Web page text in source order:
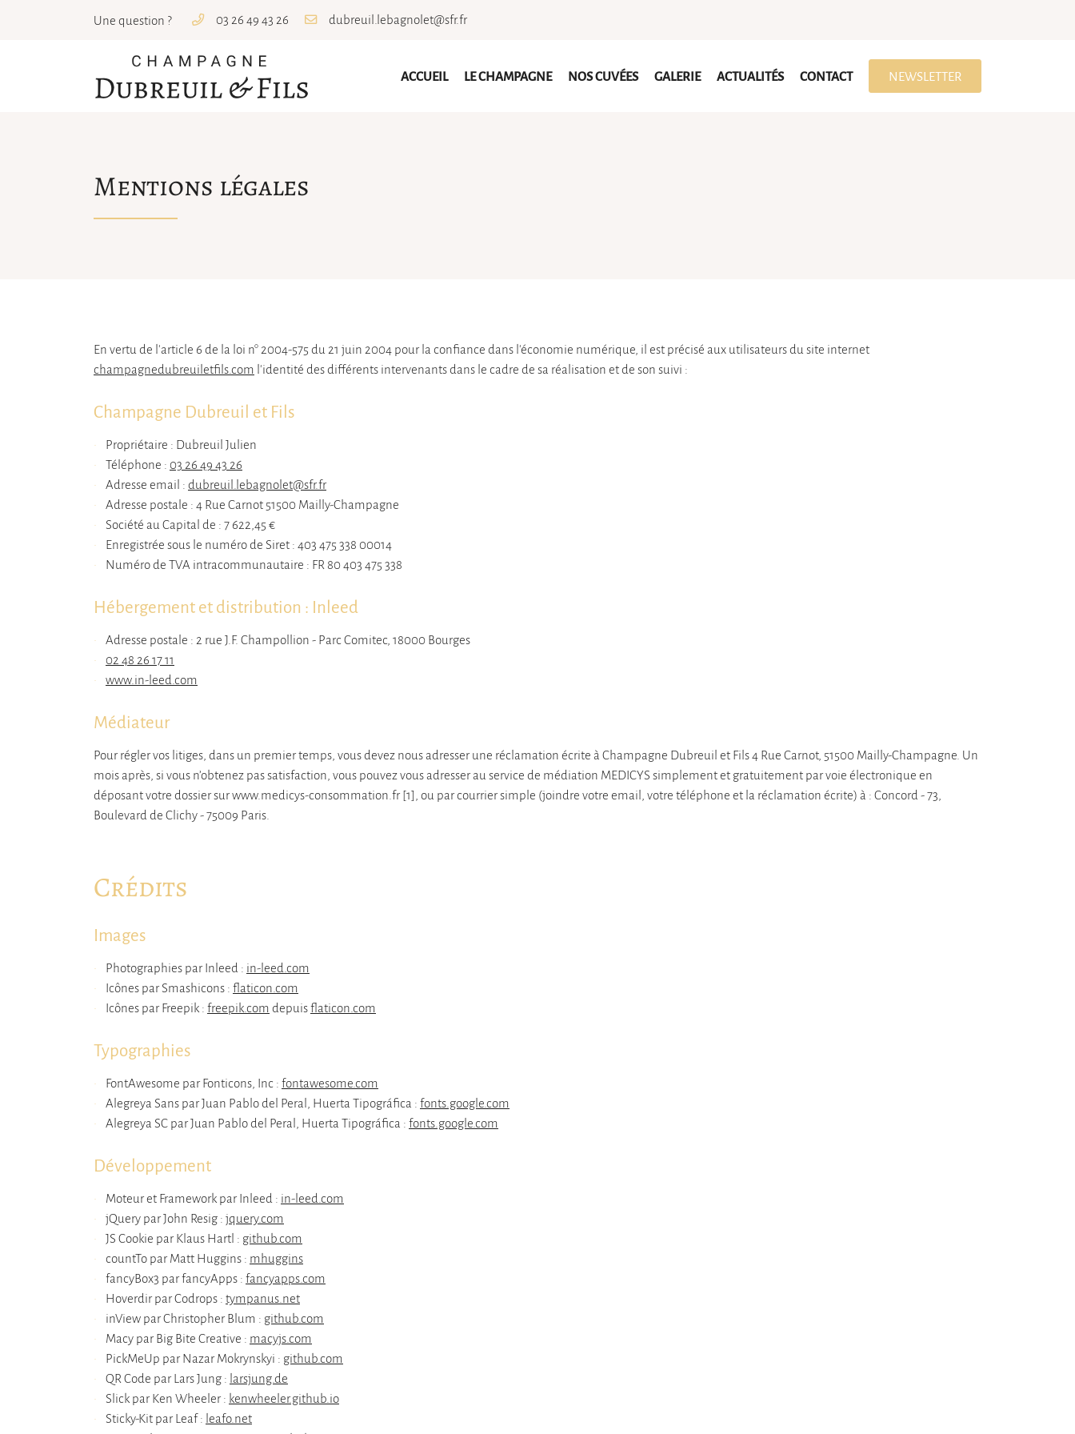
Une question ? 03 26 49 43 26
ACCUEIL LE CHAMPAGNE NOS CUVÉES GALERIE ACTUALITÉS CONTACT NEWSLETTER
51500 Mailly-Champagne
03 26 49 43 26
En cochant cette case, vous consentez à recevoir nos propositions commerciales à l'adresse
email indiqué ci-dessus. Vous pouvez vous désinscrire à tout moment en utilisantle
INSCRIPTION
Mentions légales
En vertu de l'article 6 de la loi n° 2004-575 du 21 juin 2004 pour la confiance dans l'économie numérique, il est précisé aux utilisateurs du site internet
champagnedubreuiletfils.com l'identité des différents intervenants dans le cadre de sa réalisation et de son suivi :
Champagne Dubreuil et Fils
Propriétaire : Dubreuil Julien
Téléphone : 03 26 49 43 26
Adresse email :
Adresse postale : 4 Rue Carnot 51500 Mailly-Champagne
Société au Capital de : 7 622,45 €
Enregistrée sous le numéro de Siret : 403 475 338 00014
Numéro de TVA intracommunautaire : FR 80 403 475 338
Hébergement et distribution : Inleed
Adresse postale : 2 rue J.F. Champollion - Parc Comitec, 18000 Bourges
02 48 26 17 11
www.in-leed.com
Médiateur
Pour régler vos litiges, dans un premier temps, vous devez nous adresser une réclamation écrite à Champagne Dubreuil et Fils 4 Rue Carnot, 51500 Mailly-Champagne. Un
mois après, si vous n’obtenez pas satisfaction, vous pouvez vous adresser au service de médiation MEDICYS simplement et gratuitement par voie électronique en
déposant votre dossier sur www.medicys-consommation.fr [1], ou par courrier simple (joindre votre email, votre téléphone et la réclamation écrite) à : Concord - 73,
Boulevard de Clichy - 75009 Paris.
Crédits
Images
Photographies par Inleed : in-leed.com
Icônes par Smashicons : flaticon.com
Icônes par Freepik : freepik.com depuisflaticon.com
Typographies
FontAwesome par Fonticons, Inc : fontawesome.com
Alegreya Sans par Juan Pablo del Peral, Huerta Tipográfica : fonts.google.com
Alegreya SC par Juan Pablo del Peral, Huerta Tipográfica : fonts.google.com
Développement
Moteur et Framework par Inleed : in-leed.com
jQuery par John Resig : jquery.com
JS Cookie par Klaus Hartl : github.com
countTo par Matt Huggins : mhuggins
fancyBox3 par fancyApps : fancyapps.com
Hoverdir par Codrops : tympanus.net
inView par Christopher Blum : github.com
Macy par Big Bite Creative : macyjs.com
PickMeUp par Nazar Mokrynskyi : github.com
QR Code par Lars Jung : larsjung.de
Slick par Ken Wheeler : kenwheeler.github.io
Sticky-Kit par Leaf : leafo.net